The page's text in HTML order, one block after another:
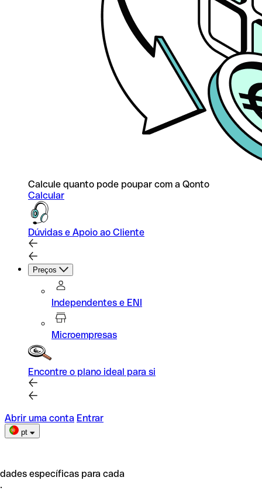
Calcule quanto pode poupar com a Qonto
Calcular
Dúvidas e Apoio ao Cliente
Preços
Independentes e ENI
Microempresas
Encontre o plano ideal para si
Abrir uma conta Entrar
pt
específicas para cada